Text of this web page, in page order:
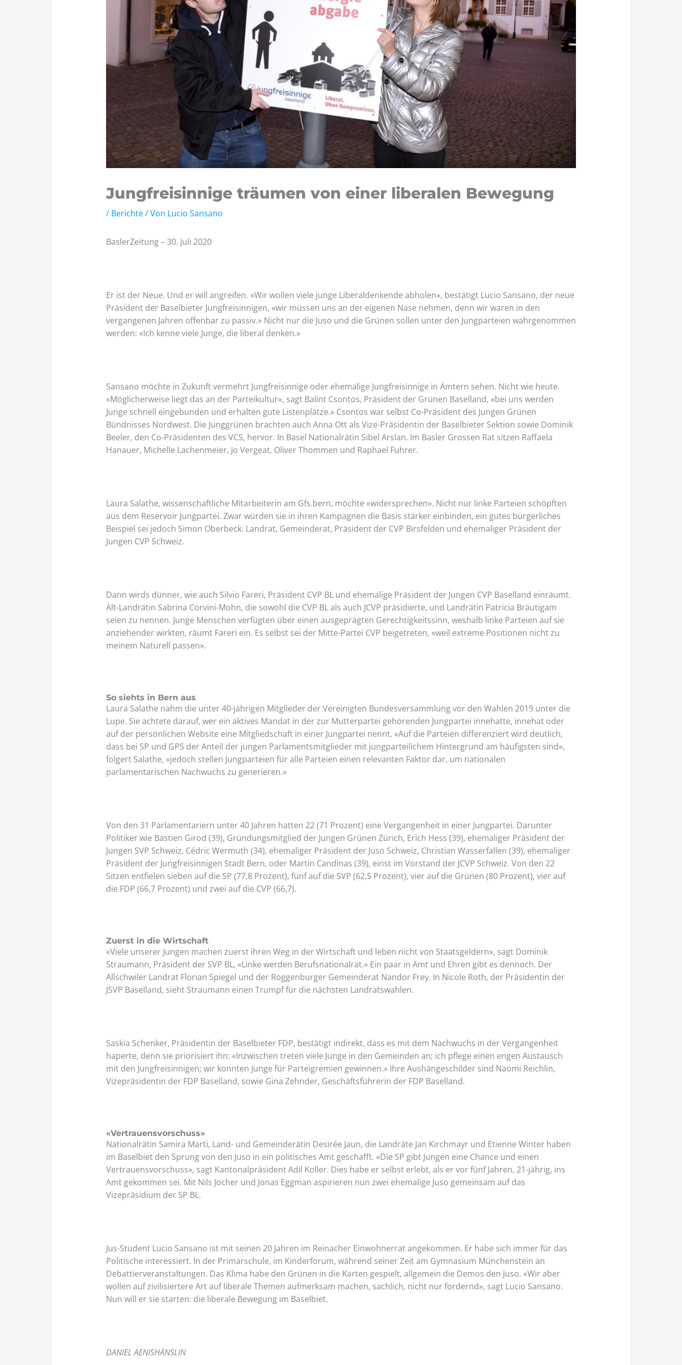
Jungfreisinnige träumen von einer liberalen Bewegung
/ Berichte/ Von Lucio Sansano
BaslerZeitung – 30. Juli 2020
Er ist der Neue. Und er will angreifen. «Wir wollen viele junge Liberaldenkende abholen», bestätigt Lucio Sansano, der neue
Präsident der Baselbieter Jungfreisinnigen, «wir müssen uns an der eigenen Nase nehmen, denn wir waren in den
vergangenen Jahren offenbar zu passiv.» Nicht nur die Juso und die Grünen sollen unter den Jungparteien wahrgenommen
werden: «Ich kenne viele Junge, die liberal denken.»
Sansano möchte in Zukunft vermehrt Jungfreisinnige oder ehemalige Jungfreisinnige in Ämtern sehen. Nicht wie heute.
«Möglicherweise liegt das an der Parteikultur», sagt Balint Csontos, Präsident der Grünen Baselland, «bei uns werden
Junge schnell eingebunden und erhalten gute Listenplätze.» Csontos war selbst Co-Präsident des Jungen Grünen
Bündnisses Nordwest. Die Junggrünen brachten auch Anna Ott als Vize-Präsidentin der Baselbieter Sektion sowie Dominik
Beeler, den Co-Präsidenten des VCS, hervor. In Basel Nationalrätin Sibel Arslan. Im Basler Grossen Rat sitzen Raffaela
Hanauer, Michelle Lachenmeier, Jo Vergeat, Oliver Thommen und Raphael Fuhrer.
Laura Salathe, wissenschaftliche Mitarbeiterin am Gfs.bern, möchte «widersprechen». Nicht nur linke Parteien schöpften
aus dem Reservoir Jungpartei. Zwar würden sie in ihren Kampagnen die Basis stärker einbinden, ein gutes bürgerliches
Beispiel sei jedoch Simon Oberbeck. Landrat, Gemeinderat, Präsident der CVP Birsfelden und ehemaliger Präsident der
Jungen CVP Schweiz.
Dann wirds dünner, wie auch Silvio Fareri, Präsident CVP BL und ehemalige Präsident der Jungen CVP Baselland einräumt.
Alt-Landrätin Sabrina Corvini-Mohn, die sowohl die CVP BL als auch JCVP präsidierte, und Landrätin Patricia Bräutigam
seien zu nennen. Junge Menschen verfügten über einen ausgeprägten Gerechtigkeitssinn, weshalb linke Parteien auf sie
anziehender wirkten, räumt Fareri ein. Es selbst sei der Mitte-Partei CVP beigetreten, «weil extreme Positionen nicht zu
meinem Naturell passen».
So siehts in Bern aus
Laura Salathe nahm die unter 40-jährigen Mitglieder der Vereinigten Bundesversammlung vor den Wahlen 2019 unter die
Lupe. Sie achtete darauf, wer ein aktives Mandat in der zur Mutterpartei gehörenden Jungpartei innehatte, innehat oder
auf der persönlichen Website eine Mitgliedschaft in einer Jungpartei nennt. «Auf die Parteien differenziert wird deutlich,
dass bei SP und GPS der Anteil der jungen Parlamentsmitglieder mit jungparteilichem Hintergrund am häufigsten sind»,
folgert Salathe, «jedoch stellen Jungparteien für alle Parteien einen relevanten Faktor dar, um nationalen
parlamentarischen Nachwuchs zu generieren.»
Von den 31 Parlamentariern unter 40 Jahren hatten 22 (71 Prozent) eine Vergangenheit in einer Jungpartei. Darunter
Politiker wie Bastien Girod (39), Gründungsmitglied der Jungen Grünen Zürich, Erich Hess (39), ehemaliger Präsident der
Jungen SVP Schweiz, Cédric Wermuth (34), ehemaliger Präsident der Juso Schweiz, Christian Wasserfallen (39), ehemaliger
Präsident der Jungfreisinnigen Stadt Bern, oder Martin Candinas (39), einst im Vorstand der JCVP Schweiz. Von den 22
Sitzen entfielen sieben auf die SP (77,8 Prozent), fünf auf die SVP (62,5 Prozent), vier auf die Grünen (80 Prozent), vier auf
die FDP (66,7 Prozent) und zwei auf die CVP (66,7).
Zuerst in die Wirtschaft
«Viele unserer Jungen machen zuerst ihren Weg in der Wirtschaft und leben nicht von Staatsgeldern», sagt Dominik
Straumann, Präsident der SVP BL, «Linke werden Berufsnationalrat.» Ein paar in Amt und Ehren gibt es dennoch. Der
Allschwiler Landrat Florian Spiegel und der Roggenburger Gemeinderat Nandor Frey. In Nicole Roth, der Präsidentin der
JSVP Baselland, sieht Straumann einen Trumpf für die nächsten Landratswahlen.
Saskia Schenker, Präsidentin der Baselbieter FDP, bestätigt indirekt, dass es mit dem Nachwuchs in der Vergangenheit
haperte, denn sie priorisiert ihn: «Inzwischen treten viele Junge in den Gemeinden an; ich pflege einen engen Austausch
mit den Jungfreisinnigen; wir konnten Junge für Parteigremien gewinnen.» Ihre Aushängeschilder sind Naomi Reichlin,
Vizepräsidentin der FDP Baselland, sowie Gina Zehnder, Geschäftsführerin der FDP Baselland.
«Vertrauensvorschuss»
Nationalrätin Samira Marti, Land- und Gemeinderätin Desirée Jaun, die Landräte Jan Kirchmayr und Etienne Winter haben
im Baselbiet den Sprung von den Juso in ein politisches Amt geschafft. «Die SP gibt Jungen eine Chance und einen
Vertrauensvorschuss», sagt Kantonalpräsident Adil Koller. Dies habe er selbst erlebt, als er vor fünf Jahren, 21-jährig, ins
Amt gekommen sei. Mit Nils Jocher und Jonas Eggman aspirieren nun zwei ehemalige Juso gemeinsam auf das
Vizepräsidium der SP BL.
Jus-Student Lucio Sansano ist mit seinen 20 Jahren im Reinacher Einwohnerrat angekommen. Er habe sich immer für das
Politische interessiert. In der Primarschule, im Kinderforum, während seiner Zeit am Gymnasium Münchenstein an
Debattierveranstaltungen. Das Klima habe den Grünen in die Karten gespielt, allgemein die Demos den Juso. «Wir aber
wollen auf zivilisiertere Art auf liberale Themen aufmerksam machen, sachlich, nicht nur fordernd», sagt Lucio Sansano.
Nun will er sie starten: die liberale Bewegung im Baselbiet.
DANIEL AENISHÄNSLIN